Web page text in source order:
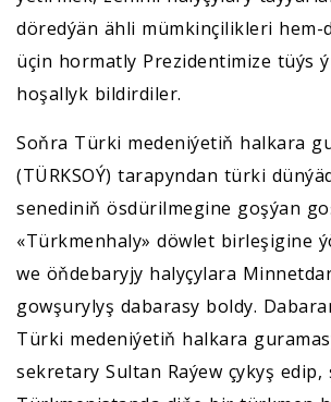
döredýän ähli mümkinçilikleri hem-
üçin hormatly Prezidentimize tüýs
hoşallyk bildirdiler.
Soňra Türki medeniýetiň halkara
(TÜRKSOÝ) tarapyndan türki
senediniň ösdürilmegine goşýan
«Türkmenhaly» döwlet birleşigine
we öňdebaryjy halyçylara
gowşurylyş dabarasy boldy.
Türki medeniýetiň halkara
sekretary Sultan Raýew çykyş edip,